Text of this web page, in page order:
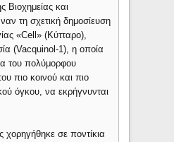
Βιοχημείας και
τη σχετική δημοσίευση
«Cell» (Κύτταρο),
(Vacquinol-1), η οποία
του πολύμορφου
πιο κοινού και πιο
όγκου, να εκρήγνυνται
χορηγήθηκε σε ποντίκια